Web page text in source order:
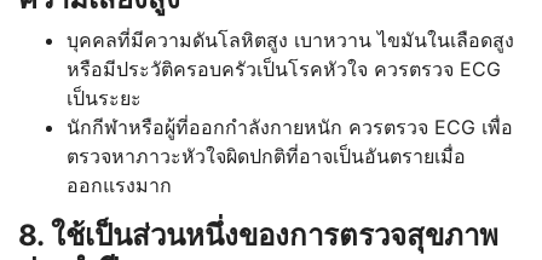
บุคคลที่มีความดันโลหิตสูง เบาหวาน ไขมันในเลือดสูง
หรือมีประวัติครอบครัวเป็นโรคหัวใจ ควรตรวจ ECG
เป็นระยะ
นักกีฬาหรือผู้ที่ออกกำลังกายหนัก ควรตรวจ ECG เพื่อ
ตรวจหาภาวะหัวใจผิดปกติที่อาจเป็นอันตรายเมื่อ
ออกแรงมาก
8. ใช้เป็นส่วนหนึ่งของการตรวจสุขภาพ